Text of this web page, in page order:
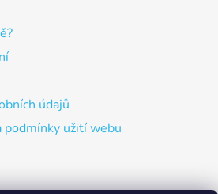
údajů
podmínky užití webu